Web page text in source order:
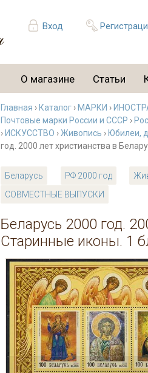
Вход
О магазине Статьи
Главная › Каталог › МАРКИ ›
Почтовые марки России и СССР ›
› ИСКУССТВО ›Живопись › Юбилеи,
год. 2000 лет христианства в
Беларусь РФ 2000 год
СОВМЕСТНЫЕ ВЫПУСКИ
Беларусь 2000 год.
Старинные иконы. 1